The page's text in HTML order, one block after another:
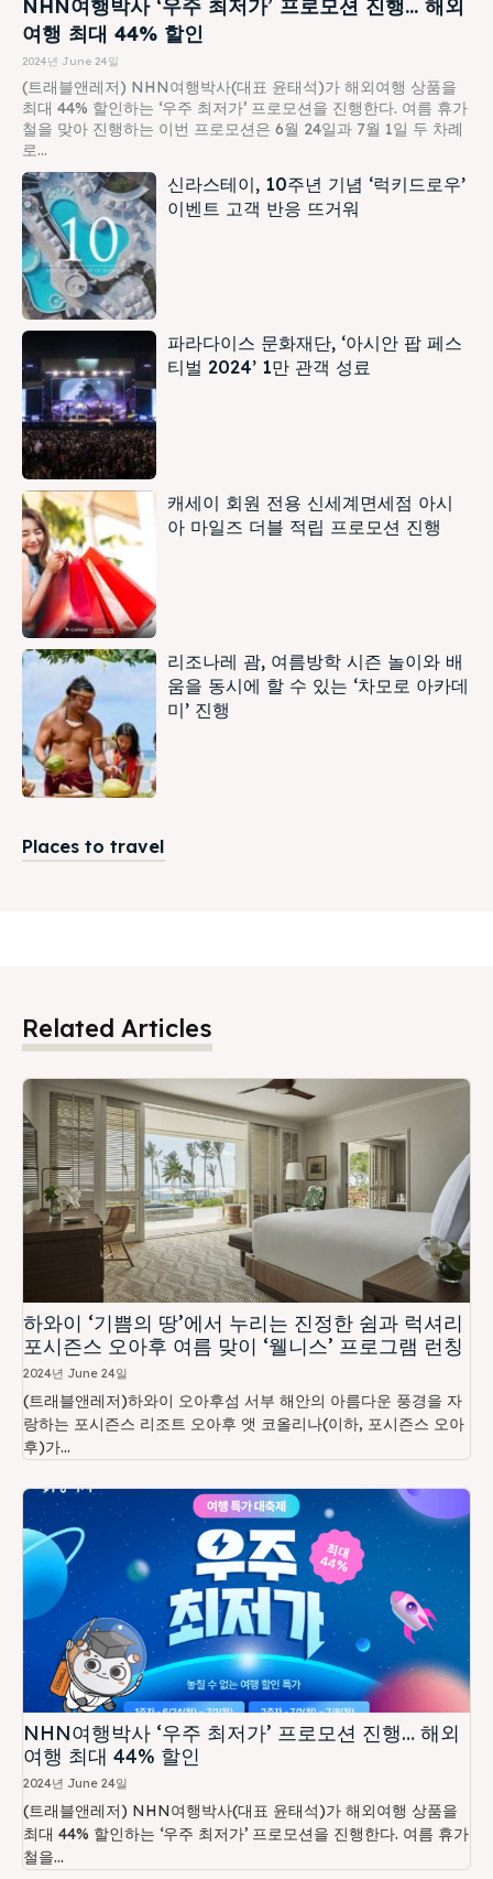
NHN여행박사 ‘우주 최저가’ 프로모션 진행… 해외
여행 최대 44% 할인
2024년 June 24일
(트래블앤레저) NHN여행박사(대표 윤태석)가 해외여행 상품을
최대 44% 할인하는 ‘우주 최저가’ 프로모션을 진행한다. 여름 휴가
철을 맞아 진행하는 이번 프로모션은 6월 24일과 7월 1일 두 차례
로...
신라스테이, 10주년 기념 ‘럭키드로우’
이벤트 고객 반응 뜨거워
파라다이스 문화재단, ‘아시안 팝 페스
티벌 2024’ 1만 관객 성료
캐세이 회원 전용 신세계면세점 아시
아 마일즈 더블 적립 프로모션 진행
리조나레 괌, 여름방학 시즌 놀이와 배
움을 동시에 할 수 있는 ‘차모로 아카데
미’ 진행
Places to travel
Related Articles
하와이 ‘기쁨의 땅’에서 누리는 진정한 쉼과 럭셔리
포시즌스 오아후 여름 맞이 ‘웰니스’ 프로그램 런칭
2024년 June 24일
(트래블앤레저)하와이 오아후섬 서부 해안의 아름다운 풍경을 자
랑하는 포시즌스 리조트 오아후 앳 코올리나(이하, 포시즌스 오아
후)가...
NHN여행박사 ‘우주 최저가’ 프로모션 진행… 해외
여행 최대 44% 할인
2024년 June 24일
(트래블앤레저) NHN여행박사(대표 윤태석)가 해외여행 상품을
최대 44% 할인하는 ‘우주 최저가’ 프로모션을 진행한다. 여름 휴가
철을...